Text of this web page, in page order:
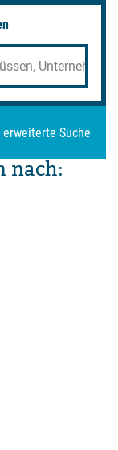
erweiterte Suche
nach: